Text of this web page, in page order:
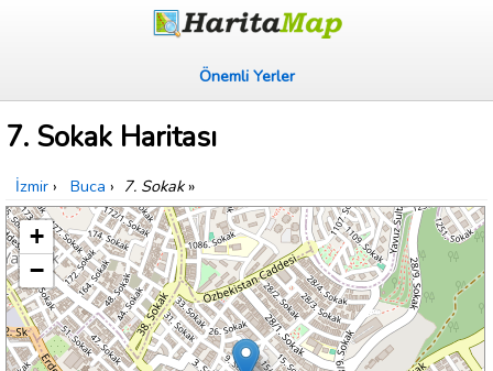
Önemli Yerler
7. Sokak Haritası
İzmir › Buca › 7. Sokak»
+
−